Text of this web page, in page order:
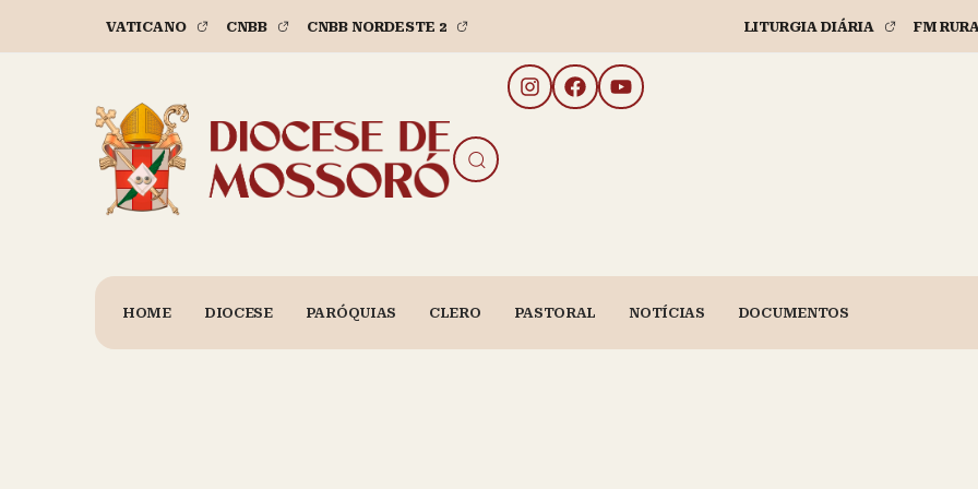
VATICANO CNBB CNBB NORDESTE 2 LITURGIA DIÁRIA FM
HOME DIOCESE PARÓQUIAS CLERO PASTORAL NOTÍCIAS DOCUMENTOS